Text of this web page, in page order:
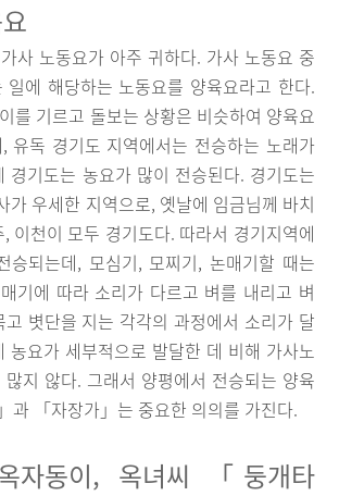
사 노동요가 아주 귀하다. 가사 노동요 중
일에 해당하는 노동요를 양육요라고 한다.
를 기르고 돌보는 상황은 비슷하여 양육요
유독 경기도 지역에서는 전승하는 노래가
경기도는 농요가 많이 전승된다. 경기도는
가 우세한 지역으로, 옛날에 임금님께 바치
이천이 모두 경기도다. 따라서 경기지역에
승되는데, 모심기, 모찌기, 논매기할 때는
기에 따라 소리가 다르고 벼를 내리고 벼
볏단을 지는 각각의 과정에서 소리가 달
농요가 세부적으로 발달한 데 비해 가사노
지 않다. 그래서 양평에서 전승되는 양육
과 「자장가」는 중요한 의의를 가진다.
자동이, 옥녀씨 「둥개타